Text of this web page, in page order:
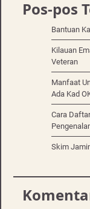
Pos-pos
Bantuan
Kilauan
Veteran
Manfaat
Ada Kad
Cara
Skim